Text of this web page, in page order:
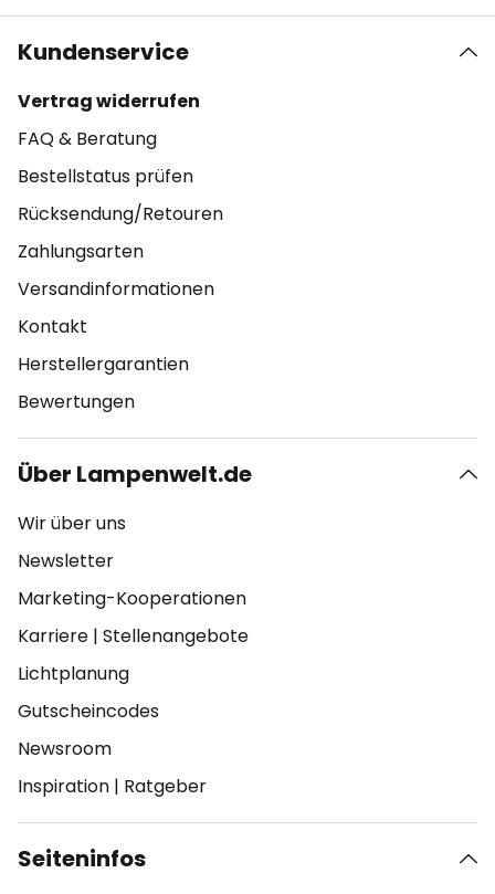
Kundenservice
Vertrag widerrufen
FAQ & Beratung
Bestellstatus prüfen
Rücksendung/Retouren
Zahlungsarten
Versandinformationen
Kontakt
Herstellergarantien
Bewertungen
Über Lampenwelt.de
Wir über uns
Newsletter
Marketing-Kooperationen
Karriere | Stellenangebote
Lichtplanung
Gutscheincodes
Newsroom
Inspiration | Ratgeber
Seiteninfos